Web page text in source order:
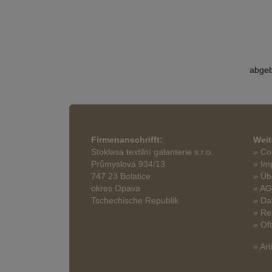
Firmenanschrifft:
Stoklasa textilní galanterie s.r.o.
Průmyslová 934/13
747 23 Bolatice
okres Opava
Tschechische Republik
»
»
»
»
»
»
»
»